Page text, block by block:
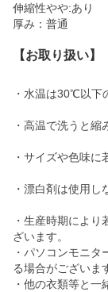
伸縮性やや:あり
厚み：普通
【お取り扱い】
・水温は30℃以下
・高温で洗うと縮
・サイズや色味に
・漂白剤は使用し
・生産時期によ
ざいます。
・パソコンモニ
る場合がございま
・他の衣類等と